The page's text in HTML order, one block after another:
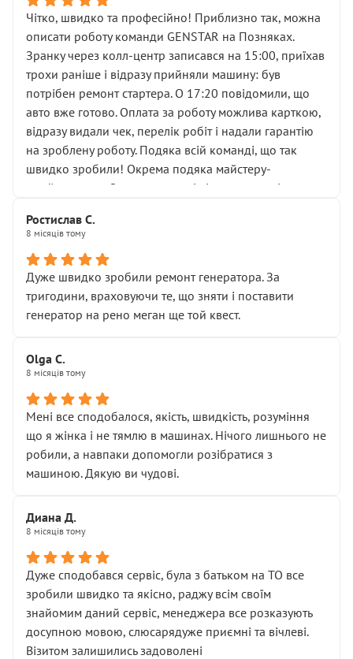
ущільнювачів.
Що прикро — це не перший мій візит. Раніше міняв у
вас стартер, і тоді сервіс наче справив хороше
враження. Але згодом знайшов декілька гайок під
лобовим склом. Мені пояснили, що це “старі гайки, які
відкручували”, і попросили не хвилюватися. ( надіюсь
новий власник, не застяг в полі))
Але після нинішнього візиту такі дрібниці вже не
здаються дрібницями.
Я — клієнт, який працює на довірі, і саме її цей сервіс
Хотілося б більше:
• належної уваги до авто
• прозорості в роботах і рахунках
• реальної діагностики, а не формального
“подивились і поїхав”
На жаль, складається враження, що сервіс працює не
Стосовно комунікації - все добре
Чітко, швидко та професійно! Приблизно так, можна
описати роботу команди GENSTAR на Позняках.
Зранку через колл-центр записався на 15:00, приїхав
трохи раніше і відразу прийняли машину: був
потрібен ремонт стартера. О 17:20 повідомили, що
авто вже готово. Оплата за роботу можлива карткою,
відразу видали чек, перелік робіт і надали гарантію
на зроблену роботу. Подяка всій команді, що так
швидко зробили! Окрема подяка майстеру-
приймальнику Олександру: всі чітко та по суті.
звертатися до цього автосервісу.
Ростислав С.
8 місяців тому
Дуже швидко зробили ремонт генератора. За
тригодини, враховуючи те, що зняти і поставити
генератор на рено меган ще той квест.
Olga С.
8 місяців тому
Мені все сподобалося, якість, швидкість, розуміння
що я жінка і не тямлю в машинах. Нічого лишнього не
робили, а навпаки допомогли розібратися з
машиною. Дякую ви чудові.
Диана Д.
8 місяців тому
Дуже сподобався сервіс, була з батьком на ТО все
зробили швидко та якісно, раджу всім своїм
знайомим даний сервіс, менеджера все розказують
досупною мовою, слюсарядуже приємні та вічлеві.
Візитом залишились задоволені